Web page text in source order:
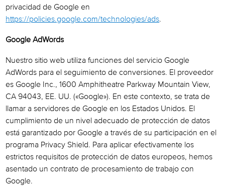
privacidad de Google en
https://policies.google.com/technologies/ads.
Google AdWords
Nuestro sitio web utiliza funciones del servicio Google
AdWords para el seguimiento de conversiones. El proveedor
es Google Inc., 1600 Amphitheatre Parkway Mountain View,
CA 94043, EE. UU. («Google»). En este contexto, se trata de
llamar a servidores de Google en los Estados Unidos. El
cumplimiento de un nivel adecuado de protección de datos
está garantizado por Google a través de su participación en el
programa Privacy Shield. Para aplicar efectivamente los
estrictos requisitos de protección de datos europeos, hemos
asentado un contrato de procesamiento de trabajo con
Google.